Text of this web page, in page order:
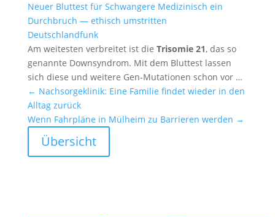
Neuer Bluttest für Schwan­gere Medizi­nisch ein
Durch­bruch — ethisch umstritten
Deutsch­land­funk
Am weitesten verbreitet ist die Trisomie 21, das so
genannte Downsyn­drom. Mit dem Bluttest lassen
sich diese und weitere Gen-Mutationen schon vor …
← Nachsor­ge­klinik: Eine Familie findet wieder in den
Alltag zurück
Wenn Fahrpläne in Mülheim zu Barrieren werden →
Übersicht